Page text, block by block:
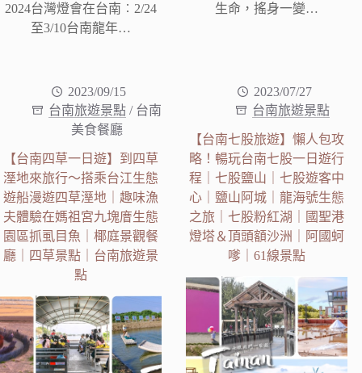
2024台灣燈會在台南︰2/24
至3/10台南龍年…
生命，搖身一變…
2023/09/15
台南旅遊景點 / 台南
美食餐廳
【台南四草一日遊】到四草
溼地來旅行～搭乘台江生態
遊船漫遊四草溼地｜趣味漁
夫體驗在媽祖宮九塊庴生態
園區抓虱目魚｜椰庭景觀餐
廳｜四草景點｜台南旅遊景
點
2023/07/27
台南旅遊景點
【台南七股旅遊】懶人包攻
略！暢玩台南七股一日遊行
程｜七股鹽山｜七股遊客中
心｜鹽山阿城｜龍海號生態
之旅｜七股粉紅湖｜國聖港
燈塔＆頂頭額沙洲｜阿國蚵
嗲｜61線景點